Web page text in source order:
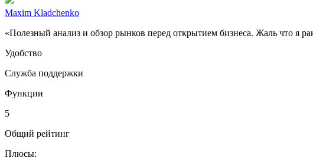
Maxim Kladchenko
«Полезный анализ и обзор рынков перед открытием бизнеса. Жаль что я
Удобство
Служба поддержки
Функции
5
Общий рейтинг
Плюсы: